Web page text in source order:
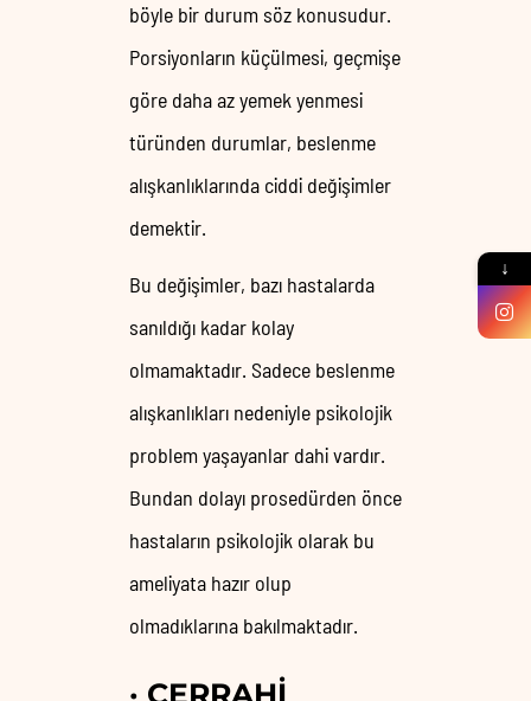
böyle bir durum söz konusudur.
Porsiyonların küçülmesi, geçmişe
göre daha az yemek yenmesi
türünden durumlar, beslenme
alışkanlıklarında ciddi değişimler
demektir.
Bu değişimler, bazı hastalarda
sanıldığı kadar kolay
olmamaktadır. Sadece beslenme
alışkanlıkları nedeniyle psikolojik
problem yaşayanlar dahi vardır.
Bundan dolayı prosedürden önce
hastaların psikolojik olarak bu
ameliyata hazır olup
olmadıklarına bakılmaktadır.
↓